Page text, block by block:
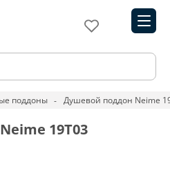
поддоны Душевой поддон Neime
19T03